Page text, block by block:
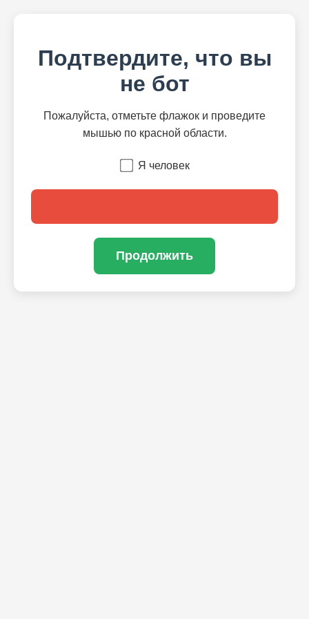
Подтвердите, что вы
не бот
Пожалуйста, отметьте флажок и проведите
мышью по красной области.
Я человек
Продолжить